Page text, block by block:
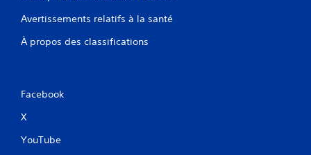
Avertissements relatifs à la santé
À propos des classifications
Facebook
X
YouTube